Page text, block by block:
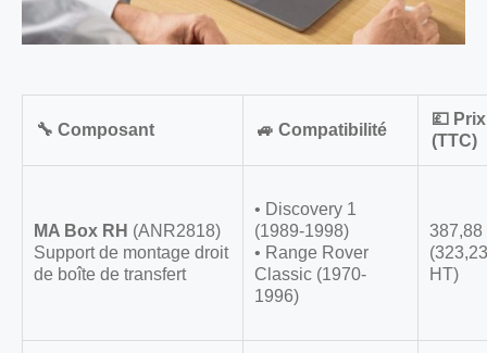
🔧 Composant 🚙 Compatibilité
💷 Prix
(TTC)
MA Box RH (ANR2818)
Support de montage droit
de boîte de transfert
• Discovery 1
(1989-1998)
• Range Rover
Classic (1970-
1996)
387,88
HT)